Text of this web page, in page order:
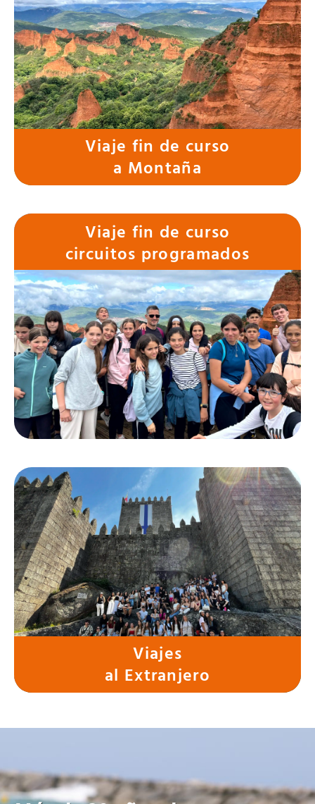
Viaje fin de curso
a Montaña
Montaña
Viaje fin de curso
circuitos programados
Circuitos
Viajes
al Extranjero
Extranjero